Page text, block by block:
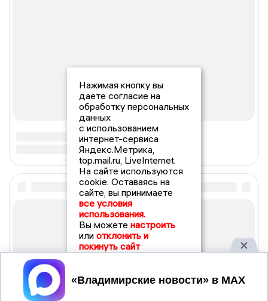
Нажимая кнопку вы
даете согласие на
обработку персональных
данных
с использованием
интернет-сервиса
Яндекс.Метрика,
top.mail.ru, LiveInternet.
На сайте используются
cookie. Оставаясь на
сайте, вы принимаете
все условия
использования.
Вы можете настроить
или отклонить и
покинуть сайт
Принять